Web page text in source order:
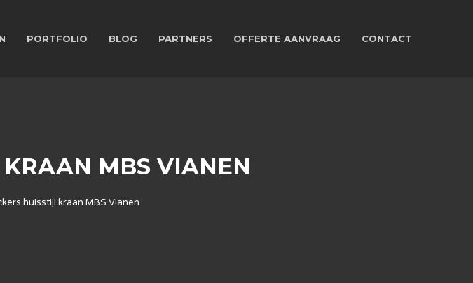
PORTFOLIO BLOG PARTNERS OFFERTE AANVRAAG CONTACT
MBS VIANEN
huisstijl kraan MBS Vianen